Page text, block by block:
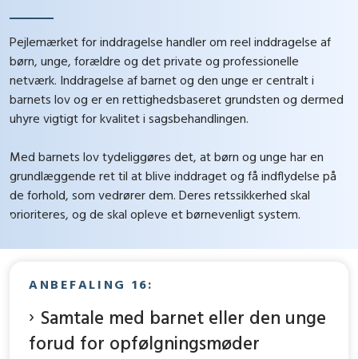
Pejlemærket for inddragelse handler om reel inddragelse af
børn, unge, forældre og det private og professionelle
netværk. Inddragelse af barnet og den unge er centralt i
barnets lov og er en rettighedsbaseret grundsten og dermed
uhyre vigtigt for kvalitet i sagsbehandlingen.
Med barnets lov tydeliggøres det, at børn og unge har en
grundlæggende ret til at blive inddraget og få indflydelse på
de forhold, som vedrører dem. Deres retssikkerhed skal
prioriteres, og de skal opleve et børnevenligt system.
ANBEFALING 16:
Samtale med barnet eller den unge
forud for opfølgningsmøder